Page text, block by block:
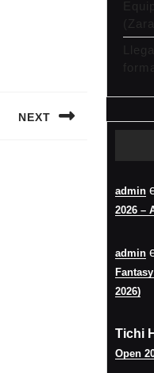
NEXT
admin
2026 –
admin
2026)
Tichi
Open